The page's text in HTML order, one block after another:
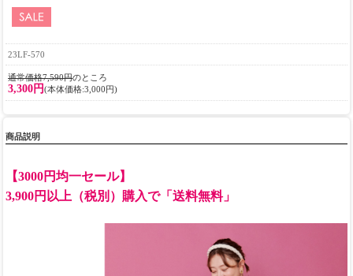
23LF-570
通常価格7,590円のところ
3,300円(本体価格:3,000円)
商品説明
【3000円均一セール】
3,900円以上（税別）購入で「送料無料」